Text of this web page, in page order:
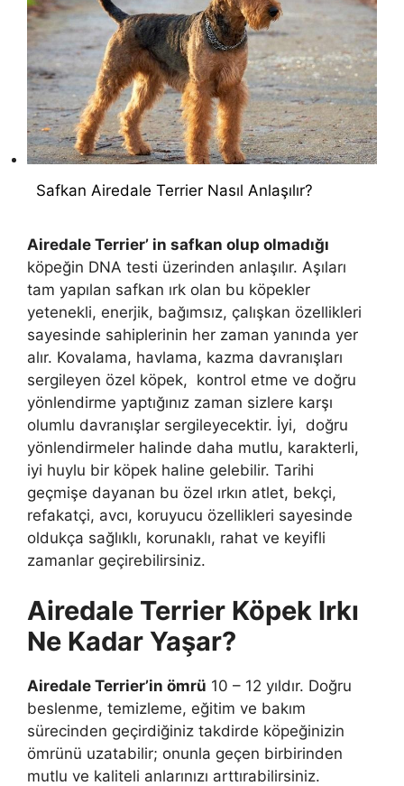
Safkan Airedale Terrier Nasıl Anlaşılır?
Airedale Terrier’ in safkan olup olmadığı
köpeğin DNA testi üzerinden anlaşılır. Aşıları
tam yapılan safkan ırk olan bu köpekler
yetenekli, enerjik, bağımsız, çalışkan özellikleri
sayesinde sahiplerinin her zaman yanında yer
alır. Kovalama, havlama, kazma davranışları
sergileyen özel köpek, kontrol etme ve doğru
yönlendirme yaptığınız zaman sizlere karşı
olumlu davranışlar sergileyecektir. İyi, doğru
yönlendirmeler halinde daha mutlu, karakterli,
iyi huylu bir köpek haline gelebilir. Tarihi
geçmişe dayanan bu özel ırkın atlet, bekçi,
refakatçi, avcı, koruyucu özellikleri sayesinde
oldukça sağlıklı, korunaklı, rahat ve keyifli
zamanlar geçirebilirsiniz.
Airedale Terrier Köpek Irkı
Ne Kadar Yaşar?
Airedale Terrier’in ömrü 10 – 12 yıldır. Doğru
beslenme, temizleme, eğitim ve bakım
sürecinden geçirdiğiniz takdirde köpeğinizin
ömrünü uzatabilir; onunla geçen birbirinden
mutlu ve kaliteli anlarınızı arttırabilirsiniz.